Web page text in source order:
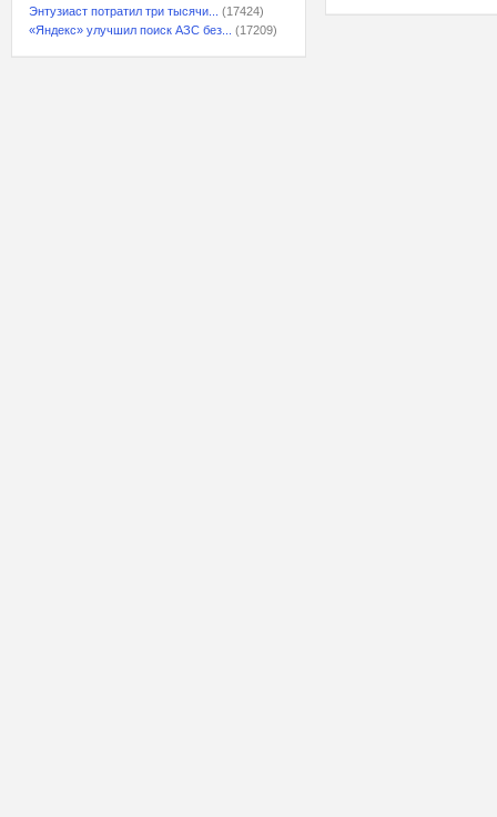
Энтузиаст потратил три тысячи...
(17424)
«Яндекс» улучшил поиск АЗС без...
(17209)